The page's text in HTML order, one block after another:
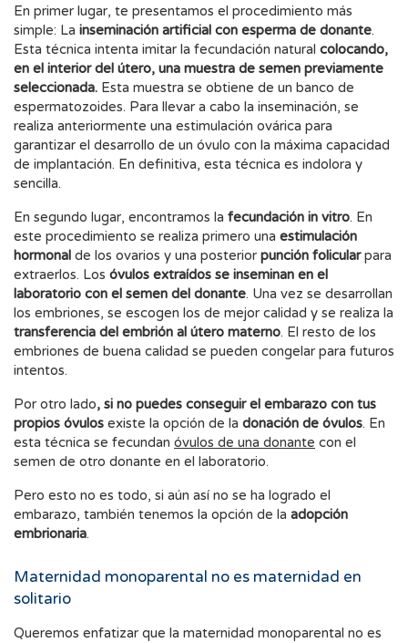
En primer lugar, te presentamos el procedimiento más
simple: La inseminación artificial con esperma de donante.
Esta técnica intenta imitar la fecundación natural colocando,
en el interior del útero, una muestra de semen previamente
seleccionada. Esta muestra se obtiene de un banco de
espermatozoides. Para llevar a cabo la inseminación, se
realiza anteriormente una estimulación ovárica para
garantizar el desarrollo de un óvulo con la máxima capacidad
de implantación. En definitiva, esta técnica es indolora y
sencilla.
En segundo lugar, encontramos la fecundación in vitro. En
este procedimiento se realiza primero una estimulación
hormonal de los ovarios y una posterior punción folicularpara
extraerlos. Los óvulos extraídos se inseminan en el
laboratorio con el semen del donante. Una vez se desarrollan
los embriones, se escogen los de mejor calidad y se realiza la
transferencia del embrión al útero materno. El resto de los
embriones de buena calidad se pueden congelar para futuros
intentos.
Por otro lado, si no puedes conseguir el embarazo con tus
propios óvulos existe la opción de la donación de óvulos. En
esta técnica se fecundan óvulos de una donante
semen de otro donante en el laboratorio.
Pero esto no es todo, si aún así no se ha logrado el
embarazo, también tenemos la opción de la adopción
embrionaria.
Maternidad monoparental no es maternidad en
solitario
Queremos enfatizar que la maternidad monoparental no es